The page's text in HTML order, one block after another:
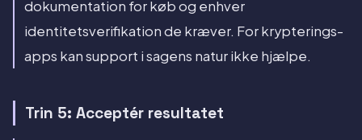
dokumentation for køb og enhver
identitetsverifikation de kræver. For krypterings-
apps kan support i sagens natur ikke hjælpe.
Trin 5: Acceptér resultatet